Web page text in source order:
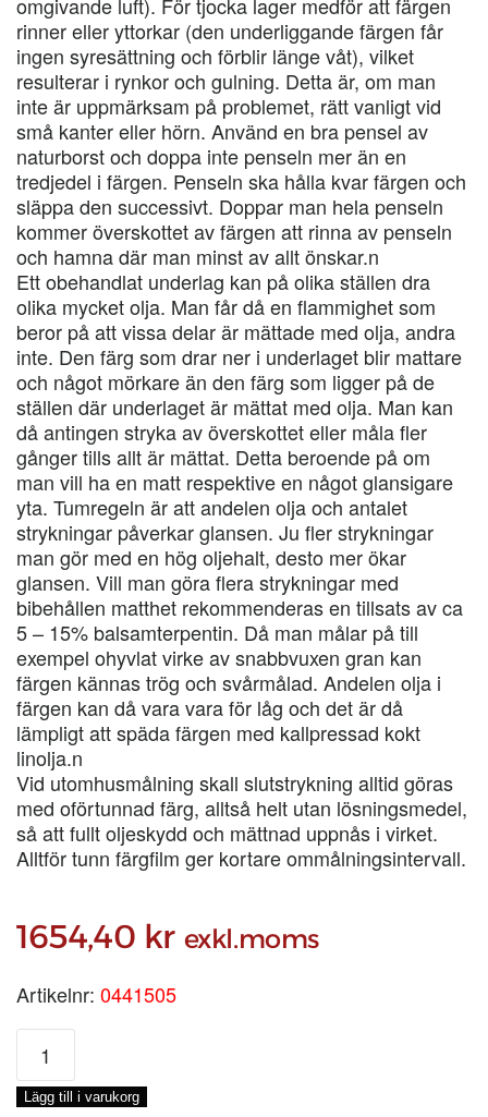
rinner eller yttorkar (den underliggande färgen får
ingen syresättning och förblir länge våt), vilket
resulterar i rynkor och gulning. Detta är, om man
inte är uppmärksam på problemet, rätt vanligt vid
små kanter eller hörn. Använd en bra pensel av
naturborst och doppa inte penseln mer än en
tredjedel i färgen. Penseln ska hålla kvar färgen och
släppa den successivt. Doppar man hela penseln
kommer överskottet av färgen att rinna av penseln
och hamna där man minst av allt önskar.n
Ett obehandlat underlag kan på olika ställen dra
olika mycket olja. Man får då en flammighet som
beror på att vissa delar är mättade med olja, andra
inte. Den färg som drar ner i underlaget blir mattare
och något mörkare än den färg som ligger på de
ställen där underlaget är mättat med olja. Man kan
då antingen stryka av överskottet eller måla fler
gånger tills allt är mättat. Detta beroende på om
man vill ha en matt respektive en något glansigare
yta. Tumregeln är att andelen olja och antalet
strykningar påverkar glansen. Ju fler strykningar
man gör med en hög oljehalt, desto mer ökar
glansen. Vill man göra flera strykningar med
bibehållen matthet rekommenderas en tillsats av ca
5 – 15% balsamterpentin. Då man målar på till
exempel ohyvlat virke av snabbvuxen gran kan
färgen kännas trög och svårmålad. Andelen olja i
färgen kan då vara vara för låg och det är då
lämpligt att späda färgen med kallpressad kokt
linolja.n
Vid utomhusmålning skall slutstrykning alltid göras
med oförtunnad färg, alltså helt utan lösningsmedel,
så att fullt oljeskydd och mättnad uppnås i virket.
Alltför tunn färgfilm ger kortare ommålningsintervall.
1654,40 kr exkl.moms
Artikelnr: 0441505
ENETORPET
BASFÄRG
OCKRAGUL,
Lägg till i varukorg